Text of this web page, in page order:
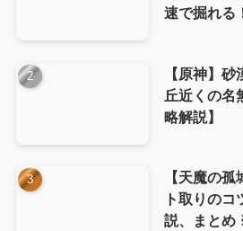
速で掘れる
【原神】
丘近くの名
略解説】
【天魔の
ト取りの
説、まとめ